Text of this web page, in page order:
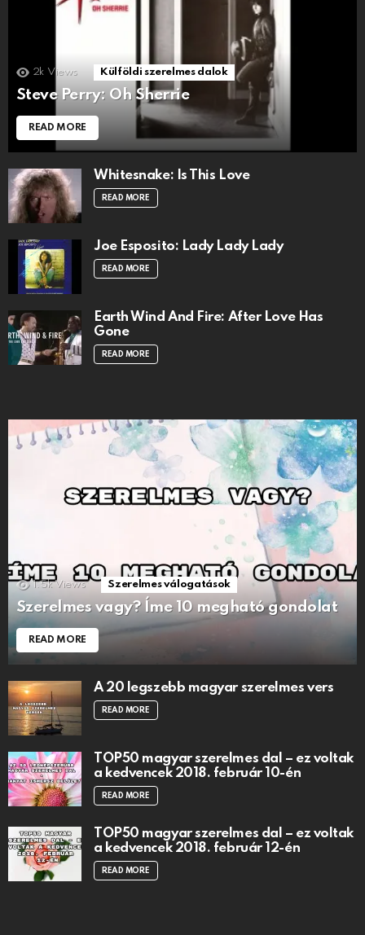
2k Views Külföldi szerelmes dalok
Steve Perry: Oh Sherrie
READ MORE
Whitesnake: Is This Love
READ MORE
Joe Esposito: Lady Lady Lady
READ MORE
Earth Wind And Fire: After Love Has
Gone
READ MORE
1.5k Views Szerelmes válogatások
Szerelmes vagy? Íme 10 megható gondolat
READ MORE
A 20 legszebb magyar szerelmes vers
READ MORE
TOP50 magyar szerelmes dal – ez voltak
a kedvencek 2018. február 10-én
READ MORE
TOP50 magyar szerelmes dal – ez voltak
a kedvencek 2018. február 12-én
READ MORE